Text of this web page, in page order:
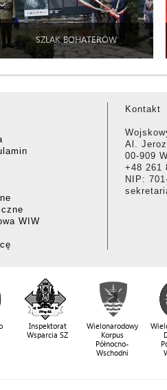
SZLAK BOHATERÓW
WIW
Kontakt
Al.
00-909
+48 261
NIP:
Inspektorat
Wsparcia SZ
Wielonarodowy
Korpus
Północno-
Wschodni